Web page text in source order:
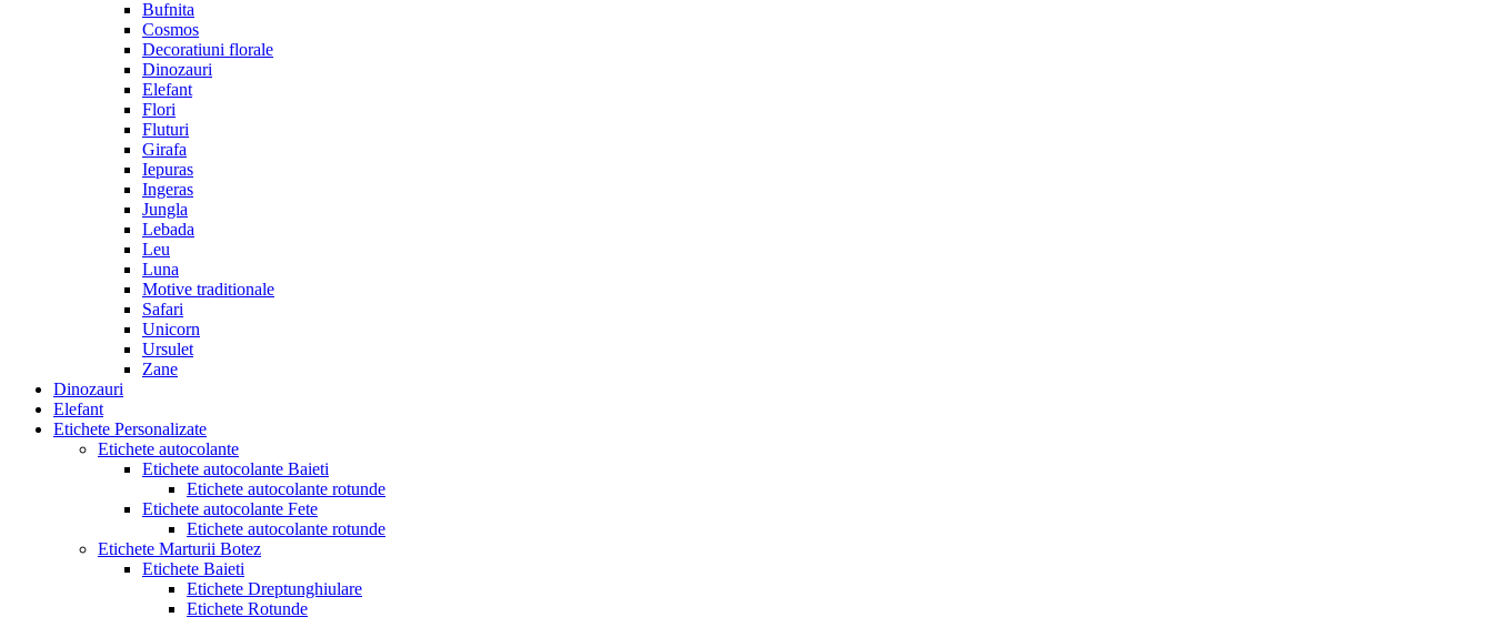
Bufnita
Cosmos
Decoratiuni florale
Dinozauri
Elefant
Flori
Fluturi
Girafa
Iepuras
Ingeras
Jungla
Lebada
Leu
Luna
Motive traditionale
Safari
Unicorn
Ursulet
Zane
Dinozauri
Elefant
Etichete Personalizate
Etichete autocolante
Etichete autocolante Baieti
Etichete autocolante rotunde
Etichete autocolante Fete
Etichete autocolante rotunde
Etichete Marturii Botez
Etichete Baieti
Etichete Dreptunghiulare
Etichete Rotunde